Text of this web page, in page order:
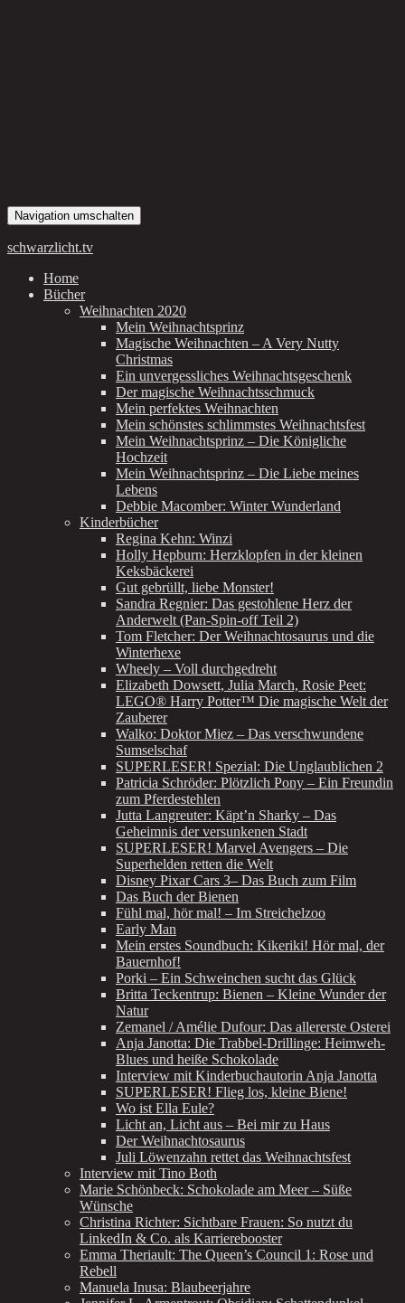
Navigation umschalten
schwarzlicht.tv
Home
Bücher
Weihnachten 2020
Mein Weihnachtsprinz
Magische Weihnachten – A Very Nutty
Christmas
Ein unvergessliches Weihnachtsgeschenk
Der magische Weihnachtsschmuck
Mein perfektes Weihnachten
Mein schönstes schlimmstes Weihnachtsfest
Mein Weihnachtsprinz – Die Königliche
Hochzeit
Mein Weihnachtsprinz – Die Liebe meines
Lebens
Debbie Macomber: Winter Wunderland
Kinderbücher
Regina Kehn: Winzi
Holly Hepburn: Herzklopfen in der kleinen
Keksbäckerei
Gut gebrüllt, liebe Monster!
Sandra Regnier: Das gestohlene Herz der
Anderwelt (Pan-Spin-off Teil 2)
Tom Fletcher: Der Weihnachtosaurus und die
Winterhexe
Wheely – Voll durchgedreht
Elizabeth Dowsett, Julia March, Rosie Peet:
LEGO® Harry Potter™ Die magische Welt der
Zauberer
Walko: Doktor Miez – Das verschwundene
Sumselschaf
SUPERLESER! Spezial: Die Unglaublichen 2
Patricia Schröder: Plötzlich Pony – Ein Freundin
zum Pferdestehlen
Jutta Langreuter: Käpt’n Sharky – Das
Geheimnis der versunkenen Stadt
SUPERLESER! Marvel Avengers – Die
Superhelden retten die Welt
Disney Pixar Cars 3– Das Buch zum Film
Das Buch der Bienen
Fühl mal, hör mal! – Im Streichelzoo
Early Man
Mein erstes Soundbuch: Kikeriki! Hör mal, der
Bauernhof!
Porki – Ein Schweinchen sucht das Glück
Britta Teckentrup: Bienen – Kleine Wunder der
Natur
Zemanel / Amélie Dufour: Das allererste Osterei
Anja Janotta: Die Trabbel-Drillinge: Heimweh-
Blues und heiße Schokolade
Interview mit Kinderbuchautorin Anja Janotta
SUPERLESER! Flieg los, kleine Biene!
Wo ist Ella Eule?
Licht an, Licht aus – Bei mir zu Haus
Der Weihnachtosaurus
Juli Löwenzahn rettet das Weihnachtsfest
Interview mit Tino Both
Marie Schönbeck: Schokolade am Meer – Süße
Wünsche
Christina Richter: Sichtbare Frauen: So nutzt du
LinkedIn & Co. als Karrierebooster
Emma Theriault: The Queen’s Council 1: Rose und
Rebell
Manuela Inusa: Blaubeerjahre